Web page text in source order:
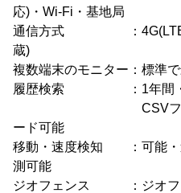
応)・Wi-Fi・基地局
通信方式 ：4G(LTE)・
蔵)
複数端末のモニター：標準
履歴検索 ：1年間・デ
CSVフォーマッ
ード可能
移動・速度検知 ：可能・
測可能
ジオフェンス ：ジオフェ